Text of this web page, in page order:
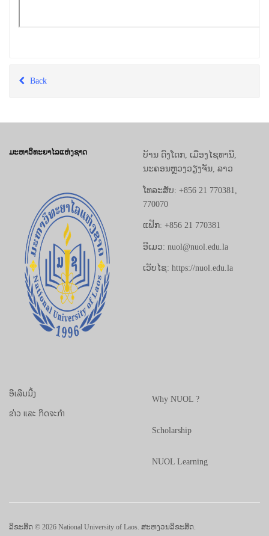
Back
ມະຫາວິທະຍາໄລແຫ່ງຊາດ
ບ້ານ ດົງໂດກ, ເມືອງໄຊທານີ,
ນະຄອນຫຼວງວຽງຈັນ, ລາວ
ໂທລະສັບ: +856 21 770381,
770070
ແຟັກ: +856 21 770381
ອີເມວ: nuol@nuol.edu.la
ເວັບໄຊ: https://nuol.edu.la
ອີເລີນນີ້ງ
ຂ່າວ ແລະ ກິດຈະກຳ
Why NUOL ?
Scholarship
NUOL Learning
ລິຂະສິດ © 2026 National University of Laos. ສະຫງວນລິຂະສິດ.